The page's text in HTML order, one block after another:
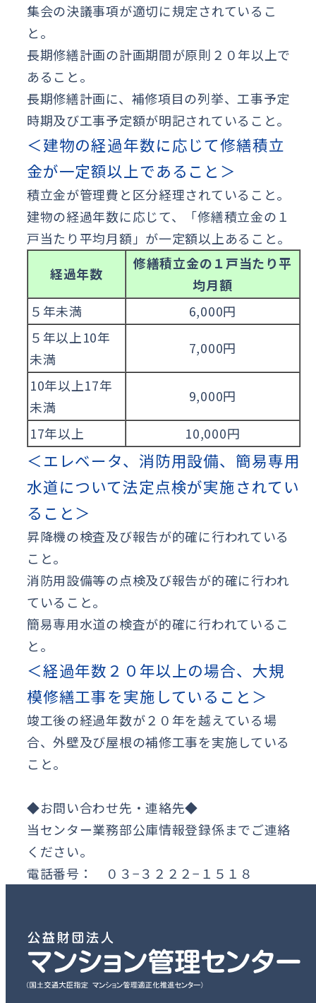
集会の決議事項が適切に規定されているこ
と。
長期修繕計画の計画期間が原則２０年以上で
あること。
長期修繕計画に、補修項目の列挙、工事予定
時期及び工事予定額が明記されていること。
＜建物の経過年数に応じて修繕積立
金が一定額以上であること＞
積立金が管理費と区分経理されていること。
建物の経過年数に応じて、「修繕積立金の１
戸当たり平均月額」が一定額以上あること。
経過年数
修繕積立金の１戸当たり平
均月額
５年未満
6,000円
５年以上10年
未満
7,000円
10年以上17年
未満
9,000円
17年以上 10,000円
＜エレベータ、消防用設備、簡易専用
水道について法定点検が実施されてい
ること＞
昇降機の検査及び報告が的確に行われている
こと。
消防用設備等の点検及び報告が的確に行われ
ていること。
簡易専用水道の検査が的確に行われているこ
と。
＜経過年数２０年以上の場合、大規
模修繕工事を実施していること＞
竣工後の経過年数が２０年を越えている場
合、外壁及び屋根の補修工事を実施している
こと。
◆お問い合わせ先・連絡先◆
当センター業務部公庫情報登録係までご連絡
ください。
電話番号： ０３−３２２２−１５１８